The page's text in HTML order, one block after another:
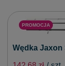
PROMOCJA
Wędka Jaxon